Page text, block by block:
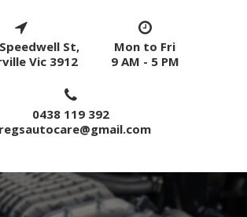
St,
Vic 3912
Mon to Fri
9 AM - 5 PM
0438 119 392